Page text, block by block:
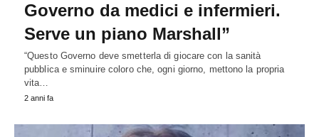
Governo da medici e infermieri.
Serve un piano Marshall”
“Questo Governo deve smetterla di giocare con la sanità
pubblica e sminuire coloro che, ogni giorno, mettono la propria
vita…
2 anni fa